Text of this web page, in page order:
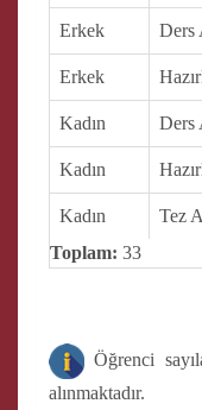
Erkek Ders
Erkek
Kadın Ders
Kadın
Kadın Tez
Toplam: 33
Öğrenci
alınmaktadır.